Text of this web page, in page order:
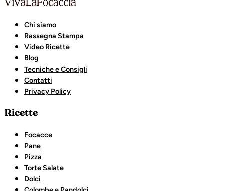
Chi siamo
Rassegna Stampa
Video Ricette
Blog
Tecniche e Consigli
Contatti
Privacy Policy
Ricette
Focacce
Pane
Pizza
Torte Salate
Dolci